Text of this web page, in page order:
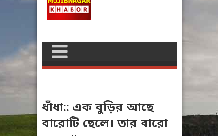
ধাঁধা:: এক বুড়ির আছে
বারোটি ছেলে। তার বারো